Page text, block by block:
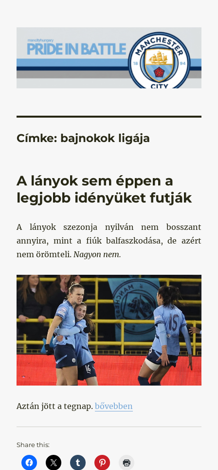
Manchester City Blog – Pride In
Battle
Címke: bajnokok ligája
A lányok sem éppen a
legjobb idényüket futják
A lányok szezonja nyilván nem bosszant
annyira, mint a fiúk balfaszkodása, de azért
nem örömteli. Nagyon nem.
Aztán jött a tegnap.„A lányok sem éppen a
bővebben
Share this: